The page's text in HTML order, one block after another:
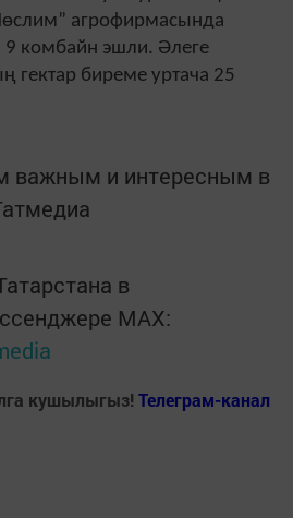
агрофирмасында
комбайн эшли. Әлеге
гектар биреме уртача 25
важным и интересным в
в
MАХ:
кушылыгыз! Телеграм-канал